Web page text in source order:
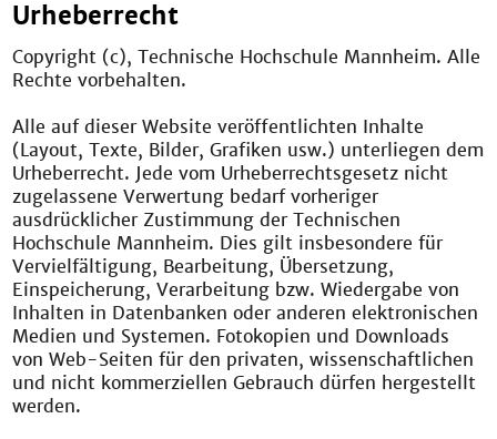
Urheberrecht
Copyright (c), Technische Hochschule Mannheim. Alle
Rechte vorbehalten.
Alle auf dieser Website veröffentlichten Inhalte
(Layout, Texte, Bilder, Grafiken usw.) unterliegen dem
Urheberrecht. Jede vom Urheberrechtsgesetz nicht
zugelassene Verwertung bedarf vorheriger
ausdrücklicher Zustimmung der Technischen
Hochschule Mannheim. Dies gilt insbesondere für
Vervielfältigung, Bearbeitung, Übersetzung,
Einspeicherung, Verarbeitung bzw. Wiedergabe von
Inhalten in Datenbanken oder anderen elektronischen
Medien und Systemen. Fotokopien und Downloads
von Web-Seiten für den privaten, wissenschaftlichen
und nicht kommerziellen Gebrauch dürfen hergestellt
werden.